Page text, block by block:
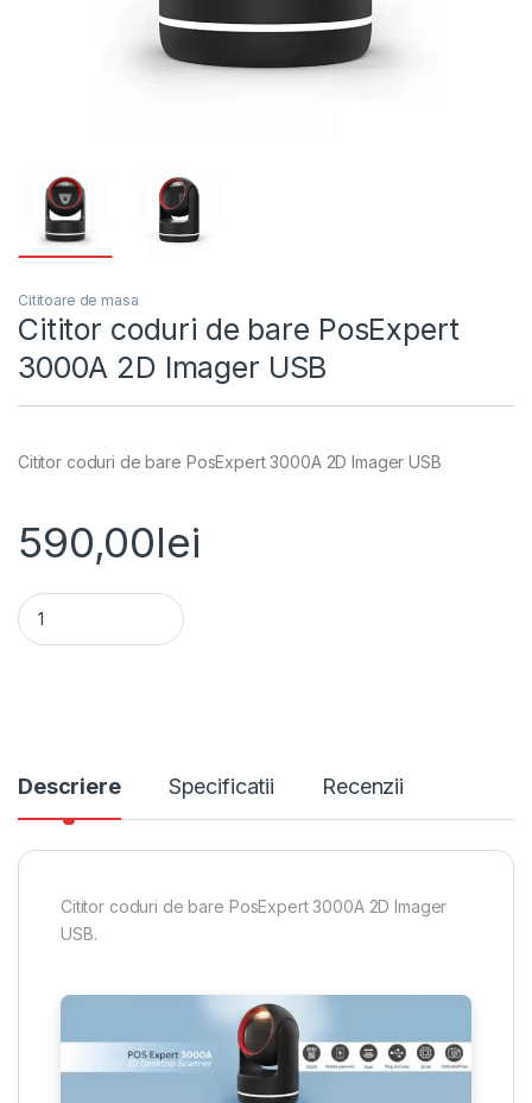
Cititoare de masa
Cititor coduri de bare PosExpert
3000A 2D Imager USB
Cititor coduri de bare PosExpert 3000A 2D Imager USB
590,00lei
Cititor coduri de bare PosExpert 3000A 2D Imager USB
Descriere Specificatii Recenzii
Cititor coduri de bare PosExpert 3000A 2D Imager
USB.